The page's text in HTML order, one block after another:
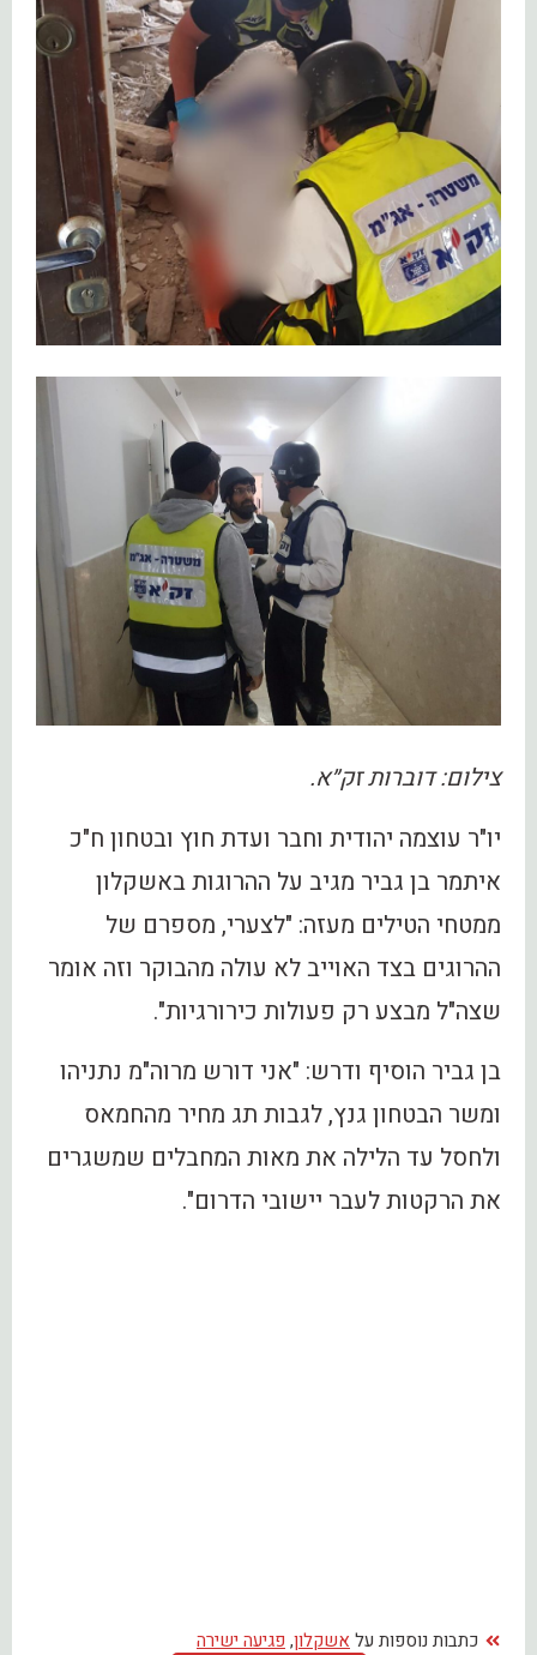
צילום: דוברות זק״א.
יו"ר עוצמה יהודית וחבר ועדת חוץ ובטחון ח"כ
איתמר בן גביר מגיב על ההרוגות באשקלון
ממטחי הטילים מעזה: "לצערי, מספרם של
ההרוגים בצד האוייב לא עולה מהבוקר וזה אומר
שצה"ל מבצע רק פעולות כירורגיות".
בן גביר הוסיף ודרש: "אני דורש מרוה"מ נתניהו
ומשר הבטחון גנץ, לגבות תג מחיר מהחמאס
ולחסל עד הלילה את מאות המחבלים שמשגרים
את הרקטות לעבר יישובי הדרום".
כתבות נוספות על אשקלון, פגיעה ישירה